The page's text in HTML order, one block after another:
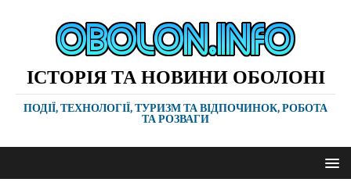
ІСТОРІЯ ТА НОВИНИ ОБОЛОНІ
ПОДІЇ, ТЕХНОЛОГІЇ, ТУРИЗМ ТА ВІДПОЧИНОК, РОБОТА
ТА РОЗВАГИ